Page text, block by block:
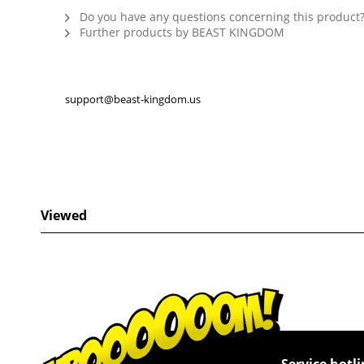
Do you have any questions concerning this product?
Further products by BEAST KINGDOM
support@beast-kingdom.us
Viewed